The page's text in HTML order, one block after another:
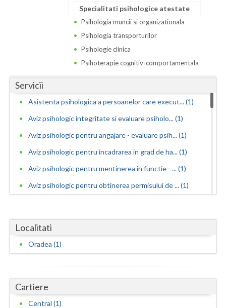
Dolj
Galati
Giurgiu
Harghita
Hunedoara
Iasi
Ilfov
Mehedinti
Mures
Specialitati psihologice atestate
Psihologia muncii si organizationala
Psihologia transporturilor
Psihologie clinica
Psihoterapie cognitiv-comportamentala
Servicii
Asistenta psihologica a persoanelor care execut... (1)
Aviz psihologic integritate si evaluare psiholo... (1)
Aviz psihologic pentru angajare - evaluare psih... (1)
Aviz psihologic pentru incadrarea in grad de ha... (1)
Aviz psihologic pentru mentinerea in functie - ... (1)
Aviz psihologic pentru obtinerea permisului de ... (1)
Aviz psihologic pentru scoala - evaluare psihol... (1)
Aviz psihologic solicitat de instanta - evaluar... (1)
Consiliere psihologica in vederea integrarii so... (1)
Consiliere psihologica pentru persoane dependen...
Localitati
Oradea (1)
Cartiere
Central (1)